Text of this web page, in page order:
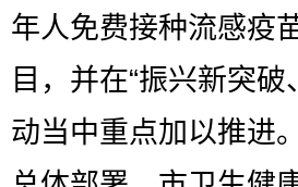
年人免费接种流感疫
目，并在“振兴新突
动当中重点加以推进